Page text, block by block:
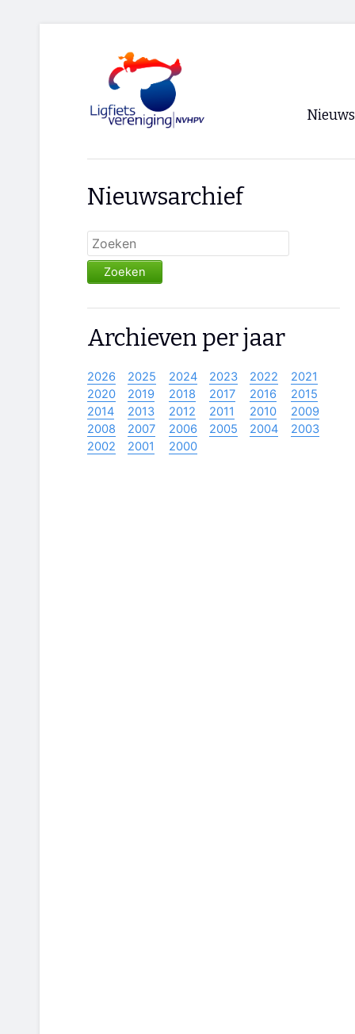
Nieuws
Nieuwsarchief
Zoeken
Archieven per jaar
2026 2025 2024 2023 2022
2021
2020
2019 2018 2017 2016
2015
2014
2013 2012 2011 2010
2009
2008
2007 2006 2005 2004
2003
2002
2001 2000